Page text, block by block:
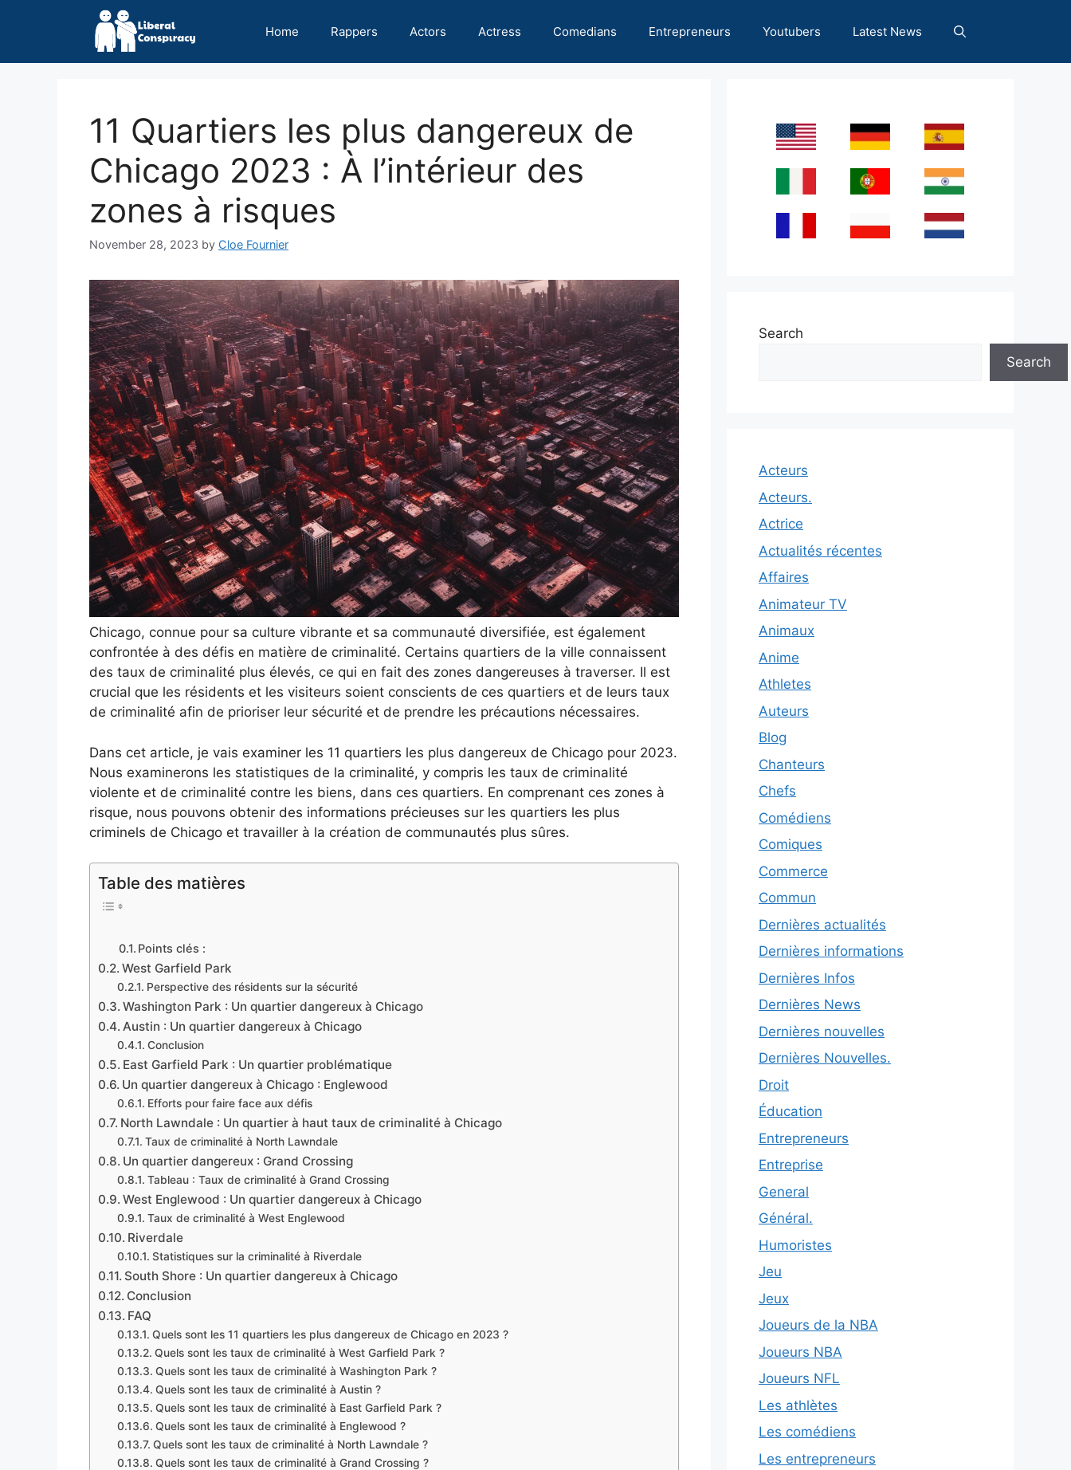
Home Rappers Actors Actress Comedians Entrepreneurs Youtubers Latest News
11 Quartiers les plus dangereux de
Chicago 2023 : À l’intérieur des
zones à risques
November 28, 2023 by Cloe Fournier
Chicago, connue pour sa culture vibrante et sa communauté diversifiée, est également
confrontée à des défis en matière de criminalité. Certains quartiers de la ville connaissent
des taux de criminalité plus élevés, ce qui en fait des zones dangereuses à traverser. Il est
crucial que les résidents et les visiteurs soient conscients de ces quartiers et de leurs taux
de criminalité afin de prioriser leur sécurité et de prendre les précautions nécessaires.
Dans cet article, je vais examiner les 11 quartiers les plus dangereux de Chicago pour 2023.
Nous examinerons les statistiques de la criminalité, y compris les taux de criminalité
violente et de criminalité contre les biens, dans ces quartiers. En comprenant ces zones à
risque, nous pouvons obtenir des informations précieuses sur les quartiers les plus
criminels de Chicago et travailler à la création de communautés plus sûres.
Table des matières
Points clés :
West Garfield Park
Perspective des résidents sur la sécurité
Washington Park : Un quartier dangereux à Chicago
Austin : Un quartier dangereux à Chicago
Conclusion
East Garfield Park : Un quartier problématique
Un quartier dangereux à Chicago : Englewood
Efforts pour faire face aux défis
North Lawndale : Un quartier à haut taux de criminalité à Chicago
Taux de criminalité à North Lawndale
Un quartier dangereux : Grand Crossing
Tableau : Taux de criminalité à Grand Crossing
West Englewood : Un quartier dangereux à Chicago
Taux de criminalité à West Englewood
Riverdale
Statistiques sur la criminalité à Riverdale
South Shore : Un quartier dangereux à Chicago
Conclusion
FAQ
Quels sont les 11 quartiers les plus dangereux de Chicago en 2023 ?
Quels sont les taux de criminalité à West Garfield Park ?
Quels sont les taux de criminalité à Washington Park ?
Quels sont les taux de criminalité à Austin ?
Quels sont les taux de criminalité à East Garfield Park ?
Quels sont les taux de criminalité à Englewood ?
Quels sont les taux de criminalité à North Lawndale ?
Quels sont les taux de criminalité à Grand Crossing ?
Search
Search
Acteurs
Acteurs.
Actrice
Actualités récentes
Affaires
Animateur TV
Animaux
Anime
Athletes
Auteurs
Blog
Chanteurs
Chefs
Comédiens
Comiques
Commerce
Commun
Dernières actualités
Dernières informations
Dernières Infos
Dernières News
Dernières nouvelles
Dernières Nouvelles.
Droit
Éducation
Entrepreneurs
Entreprise
General
Général.
Humoristes
Jeu
Jeux
Joueurs de la NBA
Joueurs NBA
Joueurs NFL
Les athlètes
Les comédiens
Les entrepreneurs